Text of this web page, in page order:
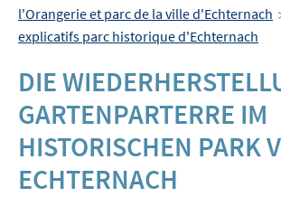
l'Orangerie et parc de la ville d'Echternach
explicatifs parc historique d'Echternach
DIE
GARTENPARTERRE IM
HISTORISCHEN PARK
ECHTERNACH